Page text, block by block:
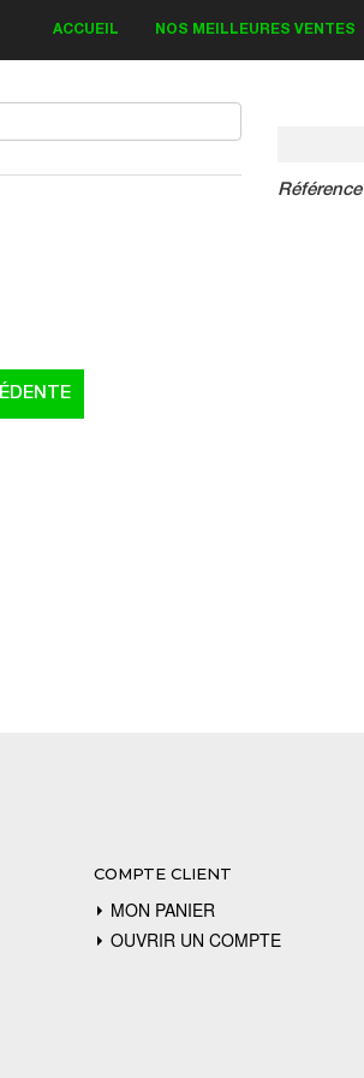
ACCUEIL NOS MEILLEURES VENTES
Référence
COMPTE CLIENT
MON PANIER
OUVRIR UN COMPTE